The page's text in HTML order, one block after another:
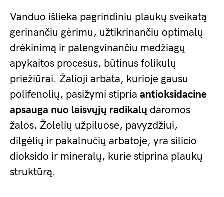
Vanduo išlieka pagrindiniu plaukų sveikatą
gerinančiu gėrimu, užtikrinančiu optimalų
drėkinimą ir palengvinančiu medžiagų
apykaitos procesus, būtinus folikulų
priežiūrai. Žalioji arbata, kurioje gausu
polifenolių, pasižymi stipria antioksidacine
apsauga nuo laisvųjų radikalų daromos
žalos. Žolelių užpiluose, pavyzdžiui,
dilgėlių ir pakalnučių arbatoje, yra silicio
dioksido ir mineralų, kurie stiprina plaukų
struktūrą.